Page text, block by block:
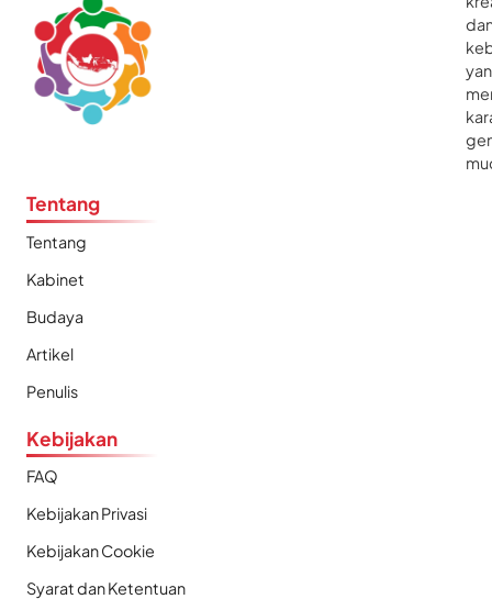
Tentang
Tentang
Kabinet
Budaya
Artikel
Penulis
Kebijakan
FAQ
Kebijakan Privasi
Kebijakan Cookie
Syarat dan Ketentuan